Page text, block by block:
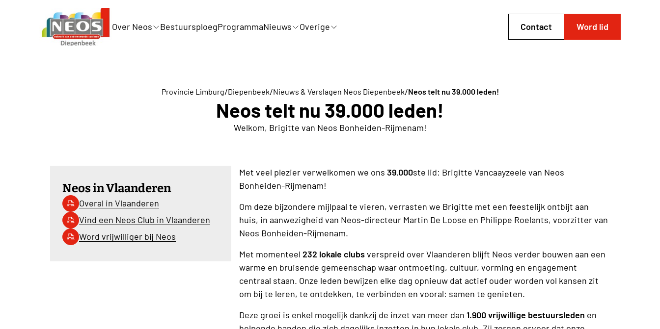
Over Neos BestuursploegProgrammaNieuws Overige Contact Word lid
Provincie Limburg/Diepenbeek/Nieuws & Verslagen Neos Diepenbeek/Neos telt nu 39.000 leden!
Neos telt nu 39.000 leden!
Welkom, Brigitte van Neos Bonheiden-Rijmenam!
Neos in Vlaanderen
Overal in Vlaanderen
Vind een Neos Club in Vlaanderen
Word vrijwilliger bij Neos
Met veel plezier verwelkomen we ons39.000ste lid: Brigitte Vancaayzeele van Neos
Bonheiden-Rijmenam!
Om deze bijzondere mijlpaal te vieren, verrasten we Brigitte met een feestelijk ontbijt aan
huis, in aanwezigheid van Neos-directeur Martin De Loose en Philippe Roelants, voorzitter van
Neos Bonheiden-Rijmenam.
Met momenteel232 lokale clubsverspreid over Vlaanderen blijft Neos verder bouwen aan een
warme en bruisende gemeenschap waar ontmoeting, cultuur, vorming en engagement
centraal staan. Onze leden bewijzen elke dag opnieuw dat actief ouder worden vol kansen zit
om bij te leren, te ontdekken, te verbinden en vooral: samen te genieten.
Deze groei is enkel mogelijk dankzij de inzet van meer dan1.900 vrijwillige bestuursleden en